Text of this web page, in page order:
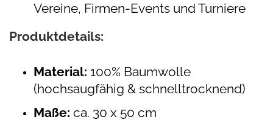
Vereine, Firmen-Events und Turniere
Produktdetails:
Material: 100% Baumwolle
(hochsaugfähig & schnelltrocknend)
Maße: ca. 30 x 50 cm